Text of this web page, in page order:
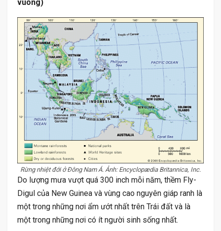
vuông)
Rừng nhiệt đới ở Đông Nam Á. Ảnh: Encyclopædia Britannica, Inc.
Do lượng mưa vượt quá 300 inch mỗi năm, thềm Fly-
Digul của New Guinea và vùng cao nguyên giáp ranh là
một trong những nơi ẩm ướt nhất trên Trái đất và là
một trong những nơi có ít người sinh sống nhất.